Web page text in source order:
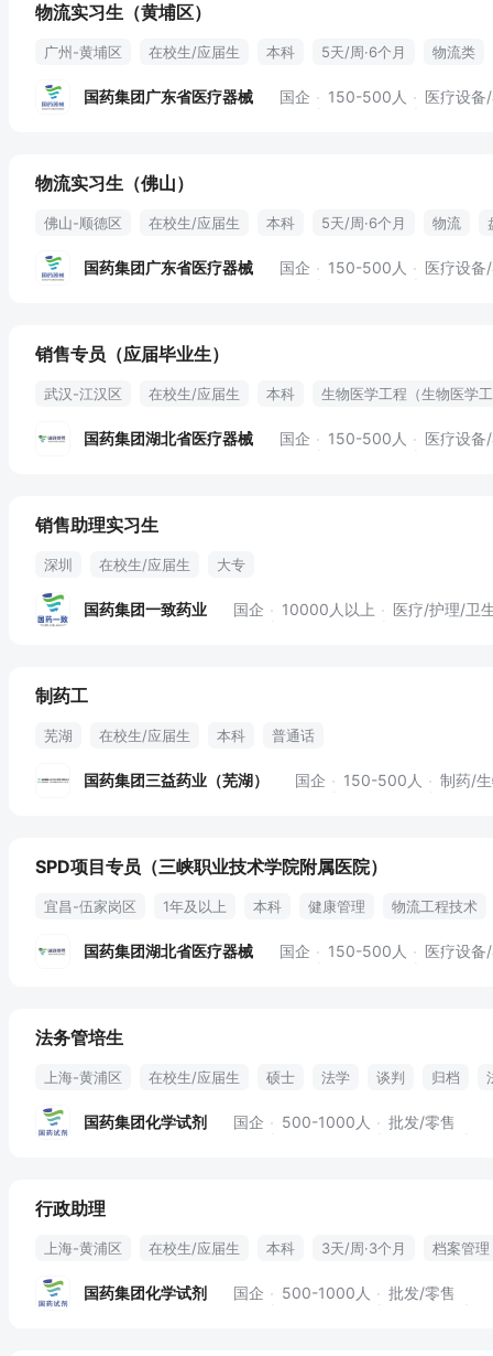
物流实习生（黄埔区）
广州-黄埔区 在校生/应届生 本科 5天/周·6个月
物流类
office软件
国药集团广东省医疗器械 国企 150-500人 医疗设备
物流实习生（佛山）
佛山-顺德区 在校生/应届生 本科 5天/周·6个月 物流
收发存管理
国药集团广东省医疗器械 国企 150-500人 医疗设备
销售专员（应届毕业生）
武汉-江汉区 在校生/应届生 本科 生物医学工程（生物医学
国药集团湖北省医疗器械 国企 150-500人 医疗设备
销售助理实习生
深圳 在校生/应届生 大专
国药集团一致药业 国企 10000人以上 医疗/护理/卫
制药工
芜湖 在校生/应届生 本科 普通话
国药集团三益药业（芜湖） 国企 150-500人 制药/
SPD项目专员（三峡职业技术学院附属医院）
宜昌-伍家岗区 1年及以上 本科 健康管理
物流工程技术
国药集团湖北省医疗器械 国企 150-500人 医疗设备
法务管培生
上海-黄浦区 在校生/应届生 硕士 法学 谈判 归档
法律文书
国药集团化学试剂 国企 500-1000人 批发/零售
行政助理
上海-黄浦区 在校生/应届生 本科 3天/周·3个月
档案管理
行政用品采购
国药集团化学试剂 国企 500-1000人 批发/零售